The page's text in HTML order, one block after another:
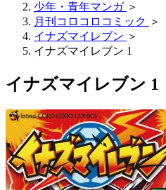
少年・青年マンガ ＞
月刊コロコロコミック ＞
イナズマイレブン ＞
イナズマイレブン 1
イナズマイレブン 1